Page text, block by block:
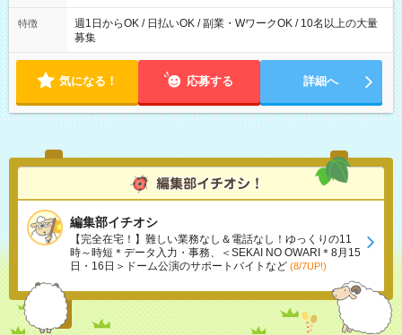
特徴
週1日からOK / 日払いOK / 副業・WワークOK / 10名以上の大量
募集
気になる！ 応募する 詳細へ
編集部イチオシ
【完全在宅！】難しい業務なし＆電話なし！ゆっくりの11
時～時短＊データ入力・事務、＜SEKAI NO OWARI＊8月15
日・16日＞ドーム公演のサポートバイトなど (8/7UP!)